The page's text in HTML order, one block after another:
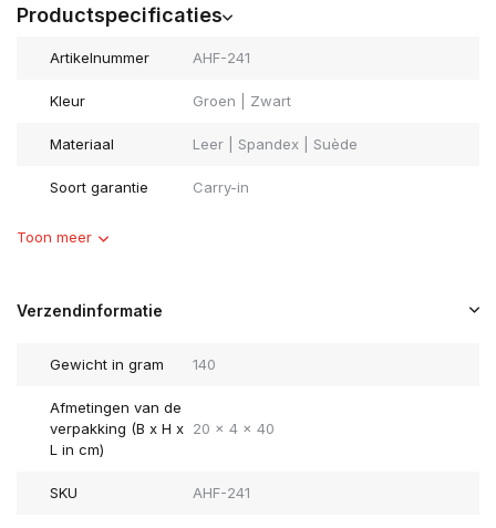
Productspecificaties
Artikelnummer AHF-241
Kleur Groen | Zwart
Materiaal Leer | Spandex | Suède
Soort garantie Carry-in
Toon meer
Verzendinformatie
Gewicht in gram 140
Afmetingen van de
verpakking (B x H x
L in cm)
20 x 4 x 40
SKU AHF-241